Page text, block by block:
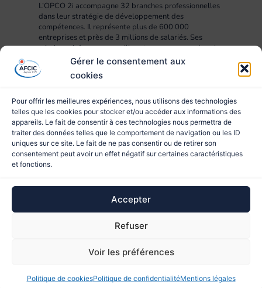
Gérer le consentement aux
cookies
Pour offrir les meilleures expériences, nous utilisons des technologies
telles que les cookies pour stocker et/ou accéder aux informations des
appareils. Le fait de consentir à ces technologies nous permettra de
traiter des données telles que le comportement de navigation ou les ID
uniques sur ce site. Le fait de ne pas consentir ou de retirer son
consentement peut avoir un effet négatif sur certaines caractéristiques
et fonctions.
Accepter
Refuser
Voir les préférences
Politique de cookiesPolitique de confidentialitéMentions légales
L’OPCO 2i accompagne 32 branches professionnelles
dans leur stratégie de développement des
compétences. Il représente plus de 600 000
entreprises et près de 3 millions de salariés. Ses
missions : informer, conseiller et accompagner dans la
mise en œuvre des projets RH, compétences,
formation et apprentissage.
Site réalisé par
confidentialitéet lesConditions d'utilisation